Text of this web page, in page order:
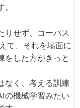
りせず、コーパス
て、それを場面に
をした方がきっと
なく、考える訓練
の機械学習みたい